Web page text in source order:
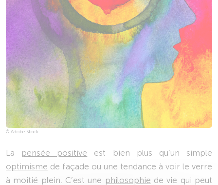
© Adobe Stock
La pensée positive est bien plus qu’un simple
optimisme de façade ou une tendance à voir le verre
à moitié plein. C’est une philosophie de vie qui peut